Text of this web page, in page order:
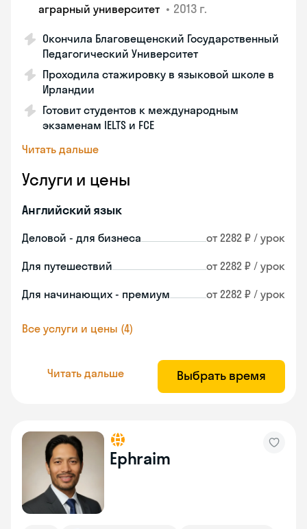
аграрный университет • 2013 г.
Окончила Благовещенский Государственный
Педагогический Университет
Проходила стажировку в языковой школе в
Ирландии
Готовит студентов к международным
экзаменам IELTS и FCE
Читать дальше
Услуги и цены
Английский язык
Деловой - для бизнеса от 2282 ₽ / урок
Для путешествий от 2282 ₽ / урок
Для начинающих - премиум от 2282 ₽ / урок
Все услуги и цены (4)
Читать дальше Выбрать время
Ephraim